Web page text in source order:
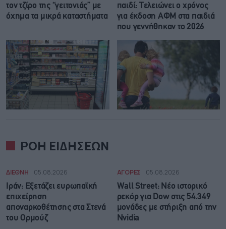
τον τζίρο της “γειτονιάς” με
όχημα τα μικρά καταστήματα
παιδί: Τελειώνει ο χρόνος
για έκδοση ΑΦΜ στα παιδιά
που γεννήθηκαν το 2026
ΡΟΗ ΕΙΔΗΣΕΩΝ
ΔΙΕΘΝΗ 05.08.2026
Ιράν: Eξετάζει ευρωπαϊκή
επιχείρηση
αποναρκοθέτησης στα Στενά
του Ορμούζ
ΑΓΟΡΕΣ 05.08.2026
Wall Street: Νέο ιστορικό
ρεκόρ για Dow στις 54.349
μονάδες με στήριξη από την
Nvidia